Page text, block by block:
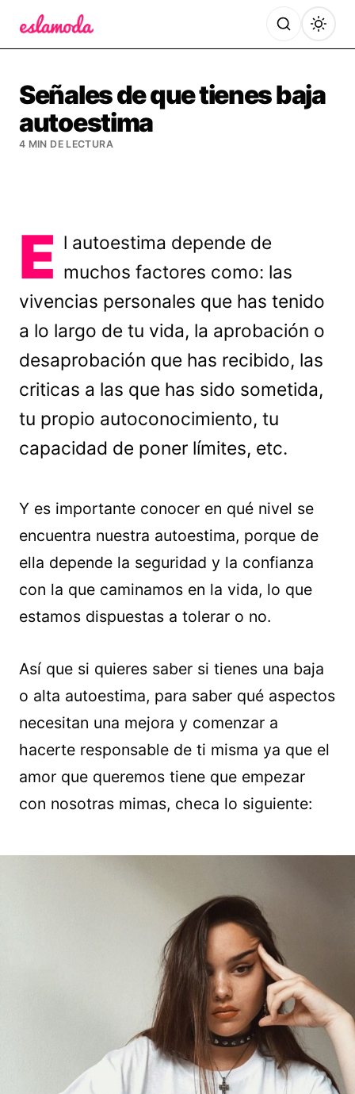
Señales de que tienes baja
autoestima
4 MIN DE LECTURA
E l autoestima depende de
muchos factores como: las
vivencias personales que has tenido
a lo largo de tu vida, la aprobación o
desaprobación que has recibido, las
criticas a las que has sido sometida,
tu propio autoconocimiento, tu
capacidad de poner límites, etc.
Y es importante conocer en qué nivel se
encuentra nuestra autoestima, porque de
ella depende la seguridad y la confianza
con la que caminamos en la vida, lo que
estamos dispuestas a tolerar o no.
Así que si quieres saber si tienes una baja
o alta autoestima, para saber qué aspectos
necesitan una mejora y comenzar a
hacerte responsable de ti misma ya que el
amor que queremos tiene que empezar
con nosotras mimas, checa lo siguiente: